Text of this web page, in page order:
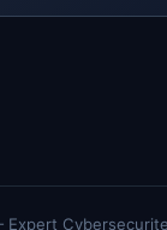
Cybersecurite